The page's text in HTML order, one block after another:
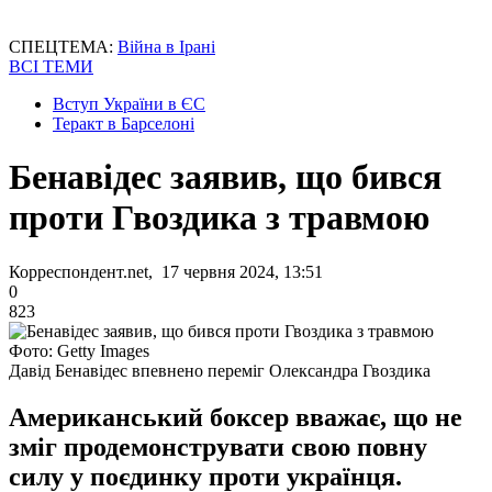
СПЕЦТЕМА: Війна в Ірані
ВСІ ТЕМИ
Вступ України в ЄС
Теракт в Барселоні
Бенавідес заявив, що бився
проти Гвоздика з травмою
Корреспондент.net, 17 червня 2024, 13:51
0
823
Фото: Getty Images
Давід Бенавідес впевнено переміг Олександра Гвоздика
Американський боксер вважає, що не
зміг продемонструвати свою повну
силу у поєдинку проти українця.